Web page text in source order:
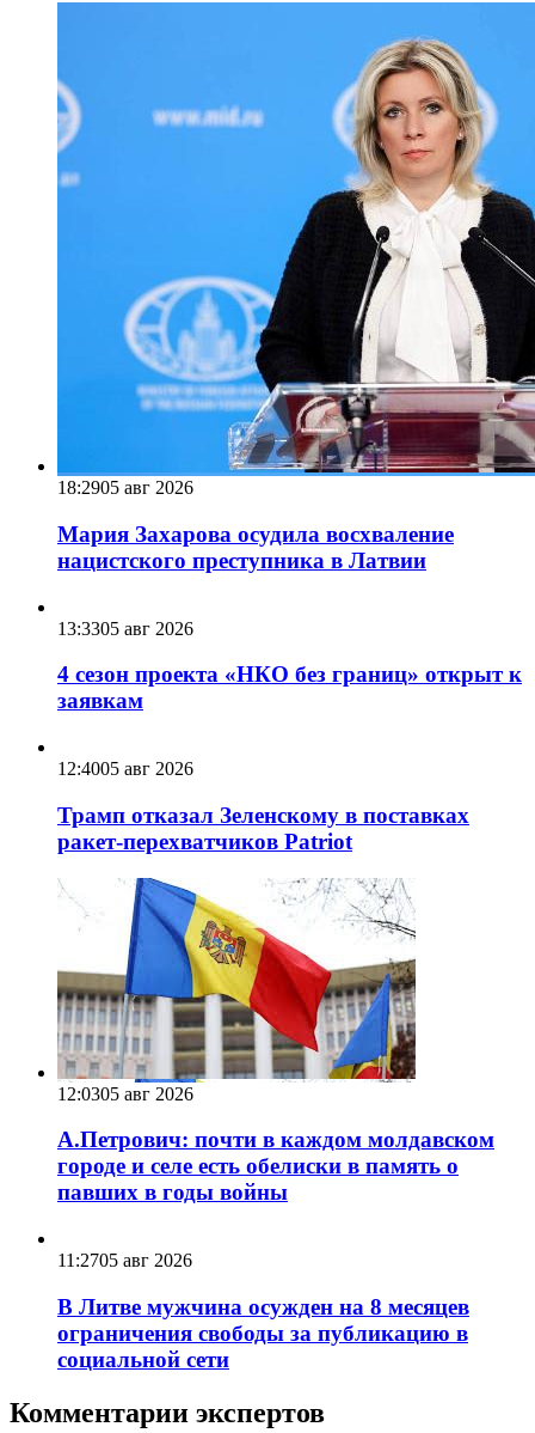
18:2905 авг 2026
Мария Захарова осудила восхваление
нацистского преступника в Латвии
13:3305 авг 2026
4 сезон проекта «НКО без границ» открыт к
заявкам
12:4005 авг 2026
Трамп отказал Зеленскому в поставках
ракет-перехватчиков Patriot
12:0305 авг 2026
А.Петрович: почти в каждом молдавском
городе и селе есть обелиски в память о
павших в годы войны
11:2705 авг 2026
В Литве мужчина осужден на 8 месяцев
ограничения свободы за публикацию в
социальной сети
Комментарии экспертов